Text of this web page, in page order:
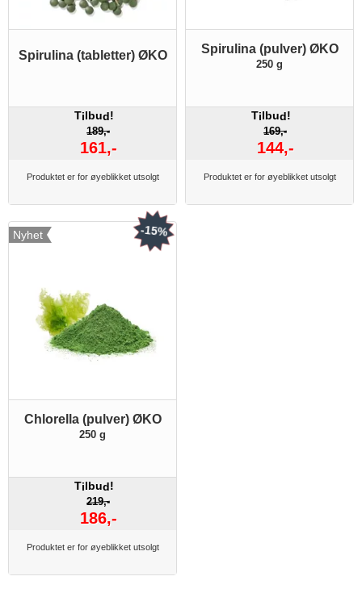
Spirulina (tabletter) ØKO
Tilbud!
189,-
161,-
Produktet er for øyeblikket utsolgt
Spirulina (pulver) ØKO
250 g
Tilbud!
169,-
144,-
Produktet er for øyeblikket utsolgt
Nyhet
Chlorella (pulver) ØKO
250 g
Tilbud!
219,-
186,-
-15%
Produktet er for øyeblikket utsolgt